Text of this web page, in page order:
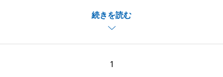
続きを読む
が、迅速にご対応頂き、スムーズにお取引を完了する
重ねて御礼申し上げます。
1